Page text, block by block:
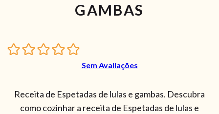
GAMBAS
Sem Avaliações
Receita de Espetadas de lulas e gambas. Descubra
como cozinhar a receita de Espetadas de lulas e